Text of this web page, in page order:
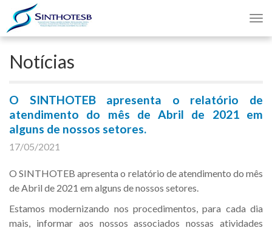
Notícias
O SINTHOTEB apresenta o relatório de
atendimento do mês de Abril de 2021 em
alguns de nossos setores.
17/05/2021
O SINTHOTEB apresenta o relatório de atendimento do mês
de Abril de 2021 em alguns de nossos setores.
Estamos modernizando nos procedimentos, para cada dia
mais, informar aos nossos associados nossas atividades